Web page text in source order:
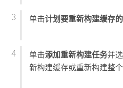
单击计划要重新构建缓存
单击添加重新构建任务并
新构建缓存或重新构建整个